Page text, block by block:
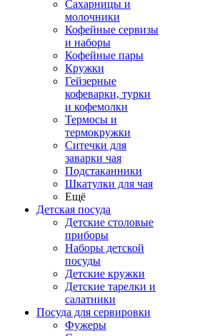
Сахарницы и
молочники
Кофейные сервизы
и наборы
Кофейные пары
Кружки
Гейзерные
кофеварки, турки
и кофемолки
Термосы и
термокружки
Ситечки для
заварки чая
Подстаканники
Шкатулки для чая
Ещё
Детская посуда
Детские столовые
приборы
Наборы детской
посуды
Детские кружки
Детские тарелки и
салатники
Посуда для сервировки
Фужеры